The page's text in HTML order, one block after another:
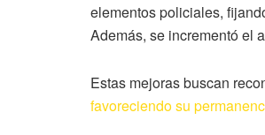
elementos policiales,
Además, se incrementó el
Estas mejoras buscan
favoreciendo su